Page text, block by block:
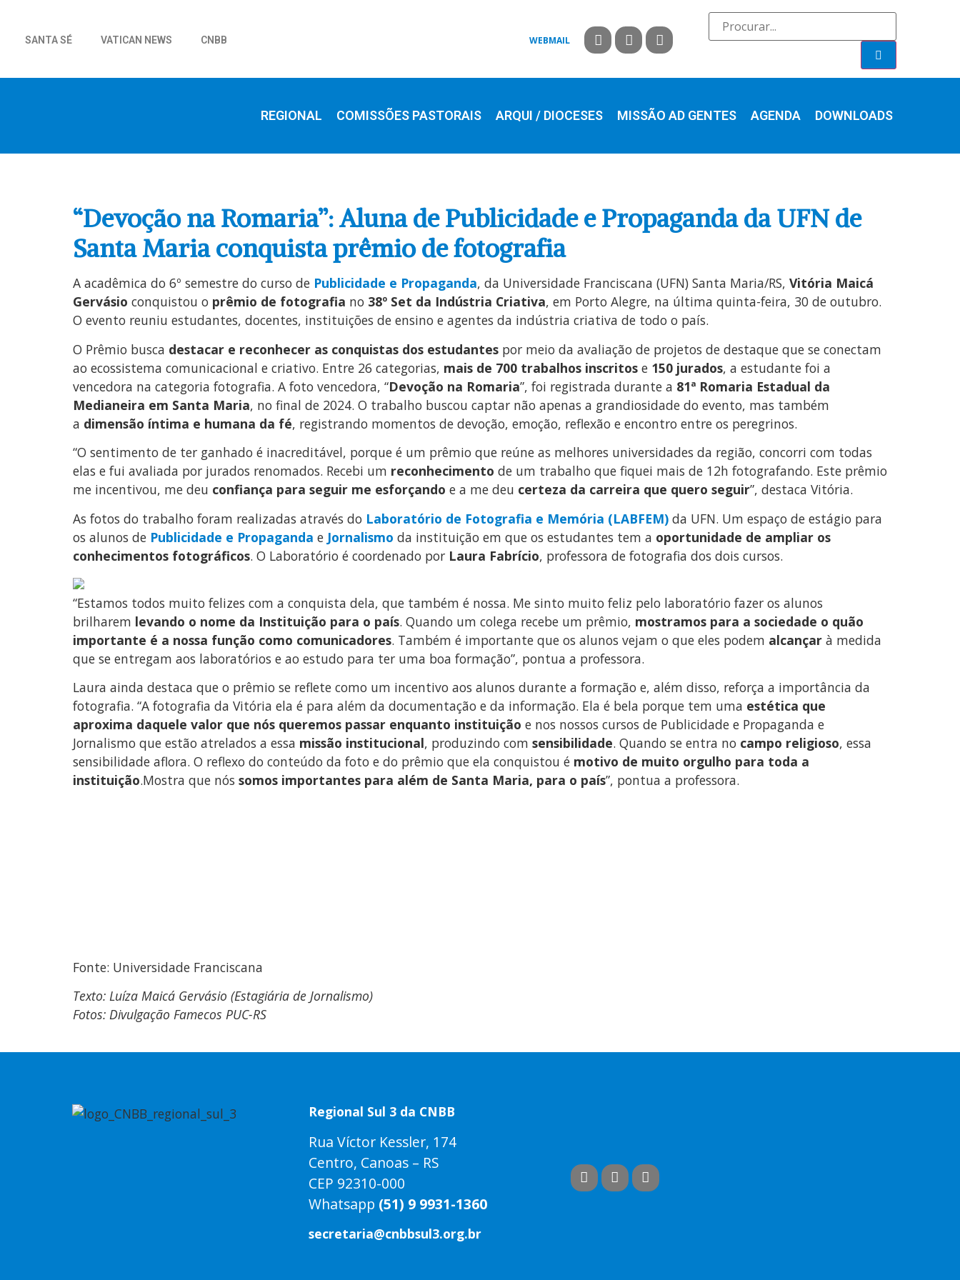
SANTA SÉ VATICAN NEWS CNBB WEBMAIL
REGIONAL COMISSÕES PASTORAIS ARQUI / DIOCESES MISSÃO AD GENTES AGENDA DOWNLOADS
“Devoção na Romaria”: Aluna de Publicidade e Propaganda da UFN de
Santa Maria conquista prêmio de fotografia
A acadêmica do 6º semestre do curso de Publicidade e Propaganda, da Universidade Franciscana (UFN) Santa Maria/RS, Vitória Maicá
Gervásio conquistou o prêmio de fotografia no 38º Set da Indústria Criativa, em Porto Alegre, na última quinta-feira, 30 de outubro.
O evento reuniu estudantes, docentes, instituições de ensino e agentes da indústria criativa de todo o país.
O Prêmio busca destacar e reconhecer as conquistas dos estudantes por meio da avaliação de projetos de destaque que se conectam
ao ecossistema comunicacional e criativo. Entre 26 categorias, mais de 700 trabalhos inscritos e 150 jurados, a estudante foi a
vencedora na categoria fotografia. A foto vencedora, “Devoção na Romaria”, foi registrada durante a 81ª Romaria Estadual da
Medianeira em Santa Maria, no final de 2024. O trabalho buscou captar não apenas a grandiosidade do evento, mas também
a dimensão íntima e humana da fé, registrando momentos de devoção, emoção, reflexão e encontro entre os peregrinos.
“O sentimento de ter ganhado é inacreditável, porque é um prêmio que reúne as melhores universidades da região, concorri com todas
elas e fui avaliada por jurados renomados. Recebi um reconhecimento de um trabalho que fiquei mais de 12h fotografando. Este prêmio
me incentivou, me deu confiança para seguir me esforçando e a me deu certeza da carreira que quero seguir”, destaca Vitória.
As fotos do trabalho foram realizadas através do Laboratório de Fotografia e Memória (LABFEM) da UFN. Um espaço de estágio para
os alunos de Publicidade e Propaganda e Jornalismo da instituição em que os estudantes tem a oportunidade de ampliar os
conhecimentos fotográficos. O Laboratório é coordenado por Laura Fabrício, professora de fotografia dos dois cursos.
“Estamos todos muito felizes com a conquista dela, que também é nossa. Me sinto muito feliz pelo laboratório fazer os alunos
brilharem levando o nome da Instituição para o país. Quando um colega recebe um prêmio, mostramos para a sociedade o quão
importante é a nossa função como comunicadores. Também é importante que os alunos vejam o que eles podem alcançar à medida
que se entregam aos laboratórios e ao estudo para ter uma boa formação”, pontua a professora.
Laura ainda destaca que o prêmio se reflete como um incentivo aos alunos durante a formação e, além disso, reforça a importância da
fotografia. “A fotografia da Vitória ela é para além da documentação e da informação. Ela é bela porque tem uma estética que
aproxima daquele valor que nós queremos passar enquanto instituição e nos nossos cursos de Publicidade e Propaganda e
Jornalismo que estão atrelados a essa missão institucional, produzindo com sensibilidade. Quando se entra no campo religioso, essa
sensibilidade aflora. O reflexo do conteúdo da foto e do prêmio que ela conquistou é motivo de muito orgulho para toda a
instituição.Mostra que nós somos importantes para além de Santa Maria, para o país”, pontua a professora.
Fonte: Universidade Franciscana
Texto: Luíza Maicá Gervásio (Estagiária de Jornalismo)
Fotos: Divulgação Famecos PUC-RS
Regional Sul 3 da CNBB
Rua Víctor Kessler, 174
Centro, Canoas – RS
CEP 92310-000
Whatsapp (51) 9 9931-1360
secretaria@cnbbsul3.org.br